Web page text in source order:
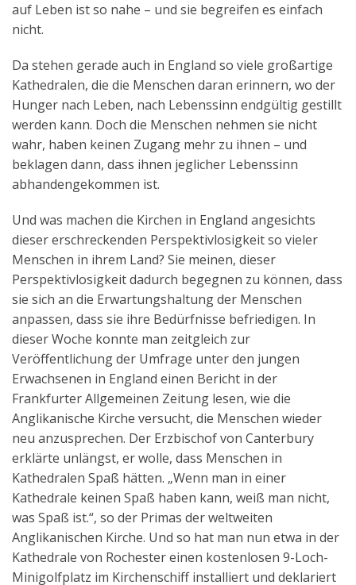
auf Leben ist so nahe – und sie begreifen es einfach
nicht.
Da stehen gerade auch in England so viele großartige
Kathedralen, die die Menschen daran erinnern, wo der
Hunger nach Leben, nach Lebenssinn endgültig gestillt
werden kann. Doch die Menschen nehmen sie nicht
wahr, haben keinen Zugang mehr zu ihnen – und
beklagen dann, dass ihnen jeglicher Lebenssinn
abhandengekommen ist.
Und was machen die Kirchen in England angesichts
dieser erschreckenden Perspektivlosigkeit so vieler
Menschen in ihrem Land? Sie meinen, dieser
Perspektivlosigkeit dadurch begegnen zu können, dass
sie sich an die Erwartungshaltung der Menschen
anpassen, dass sie ihre Bedürfnisse befriedigen. In
dieser Woche konnte man zeitgleich zur
Veröffentlichung der Umfrage unter den jungen
Erwachsenen in England einen Bericht in der
Frankfurter Allgemeinen Zeitung lesen, wie die
Anglikanische Kirche versucht, die Menschen wieder
neu anzusprechen. Der Erzbischof von Canterbury
erklärte unlängst, er wolle, dass Menschen in
Kathedralen Spaß hätten. „Wenn man in einer
Kathedrale keinen Spaß haben kann, weiß man nicht,
was Spaß ist.“, so der Primas der weltweiten
Anglikanischen Kirche. Und so hat man nun etwa in der
Kathedrale von Rochester einen kostenlosen 9-Loch-
Minigolfplatz im Kirchenschiff installiert und deklariert